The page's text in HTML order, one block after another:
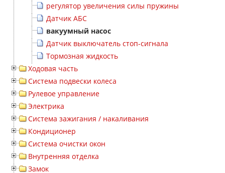
регулятор увеличения силы пружины
Датчик АБС
вакуумный насос
Датчик выключатель стоп-сигнала
Тормозная жидкость
Ходовая часть
Система подвески колеса
Рулевое управление
Электрика
Система зажигания / накаливания
Кондиционер
Система очистки окон
Внутренняя отделка
Замок